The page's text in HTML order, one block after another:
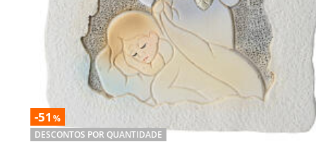
-51 %
DESCONTOS POR QUANTIDADE